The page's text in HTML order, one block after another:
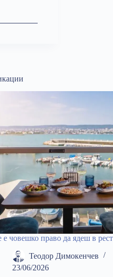
е човешко право да ядеш в
Теодор Димокенчев
23/06/2026